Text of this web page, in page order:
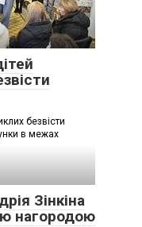
безвісти
в межах
Зінкіна
нагородою